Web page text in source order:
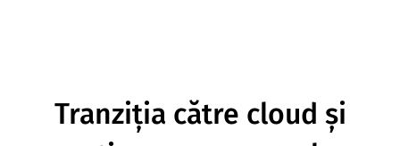
Tranziția către cloud și